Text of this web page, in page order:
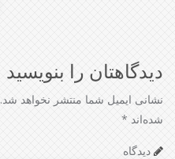
دیدگاهتان را بنویسید
نشانی ایمیل شما منتشر نخواهد شد.
شده‌اند *
دیدگاه